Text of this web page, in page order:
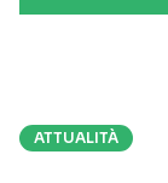
ATTUALITÀ